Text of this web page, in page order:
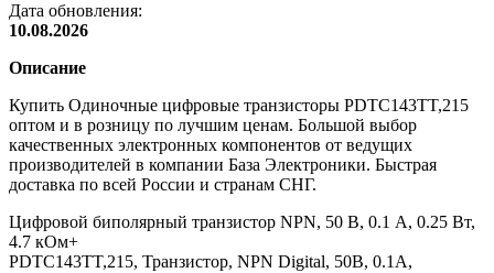
Дата обновления:
10.08.2026
Описание
Купить Одиночные цифровые транзисторы PDTC143TT,215
оптом и в розницу по лучшим ценам. Большой выбор
качественных электронных компонентов от ведущих
производителей в компании База Электроники. Быстрая
доставка по всей России и странам СНГ.
Цифровой биполярный транзистор NPN, 50 В, 0.1 А, 0.25 Вт,
4.7 кОм+
PDTC143TT,215, Транзистор, NPN Digital, 50В, 0.1A,